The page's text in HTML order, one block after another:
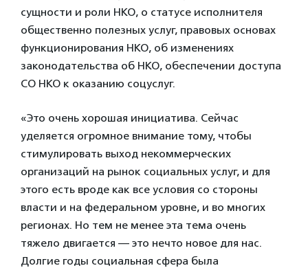
сущности и роли НКО, о статусе исполнителя
общественно полезных услуг, правовых основах
функционирования НКО, об изменениях
законодательства об НКО, обеспечении доступа
СО НКО к оказанию соцуслуг.
«Это очень хорошая инициатива. Сейчас
уделяется огромное внимание тому, чтобы
стимулировать выход некоммерческих
организаций на рынок социальных услуг, и для
этого есть вроде как все условия со стороны
власти и на федеральном уровне, и во многих
регионах. Но тем не менее эта тема очень
тяжело двигается — это нечто новое для нас.
Долгие годы социальная сфера была